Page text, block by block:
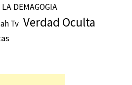
DEMAGOGIA
Tv Verdad Oculta